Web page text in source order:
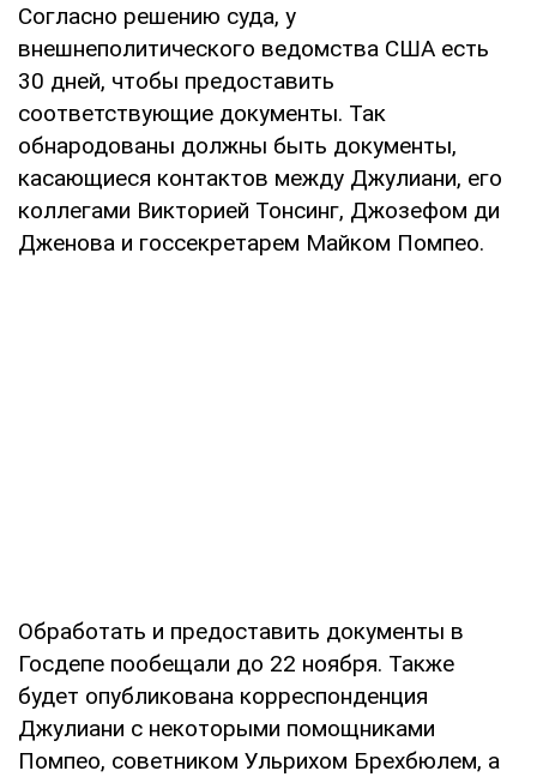
Согласно решению суда, у
внешнеполитического ведомства США есть
30 дней, чтобы предоставить
соответствующие документы. Так
обнародованы должны быть документы,
касающиеся контактов между Джулиани, его
коллегами Викторией Тонсинг, Джозефом ди
Дженова и госсекретарем Майком Помпео.
Обработать и предоставить документы в
Госдепе пообещали до 22 ноября. Также
будет опубликована корреспонденция
Джулиани с некоторыми помощниками
Помпео, советником Ульрихом Брехбюлем, а